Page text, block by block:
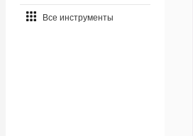
Все инструменты